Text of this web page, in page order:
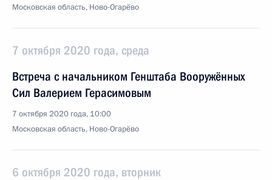
Московская область, Ново-Огарёво
7 октября 2020 года, среда
Встреча с начальником Генштаба Вооружённых
Сил Валерием Герасимовым
7 октября 2020 года, 10:00
Московская область, Ново-Огарёво
6 октября 2020 года, вторник